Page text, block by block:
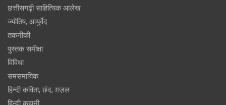
छत्तीसगढ़ी साहित्यिक आलेख
ज्योतिष, आयुर्वेद
तकनीकी
पुस्‍तक समीक्षा
विविधा
समसमायिक
हिन्दी कविता, छंद, ग़ज़ल